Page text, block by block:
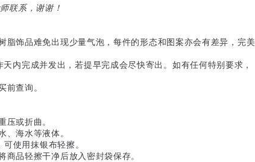
联系，谢谢！
脂饰品难免出现少量气泡，每件的形态和图案亦会有差异，完美
内完成并发出，若提早完成会尽快寄出。如有任何特别要求，
查询。
或折曲。
海水等液体。
使用抹银布轻擦。
品轻擦干净后放入密封袋保存。